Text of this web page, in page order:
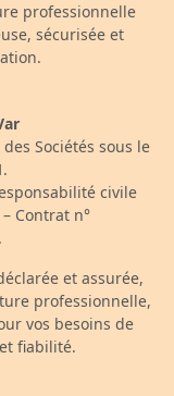
professionnelle
sécurisée et
Sociétés sous le
.
civile
Contrat n°
.
et assurée,
professionnelle,
vos besoins de
fiabilité.